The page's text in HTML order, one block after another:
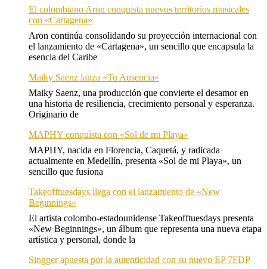
El colombiano Aron conquista nuevos territorios musicales
con «Cartagena»
Aron continúa consolidando su proyección internacional con
el lanzamiento de «Cartagena», un sencillo que encapsula la
esencia del Caribe
Maiky Saenz lanza «Tu Ausencia»
Maiky Saenz, una producción que convierte el desamor en
una historia de resiliencia, crecimiento personal y esperanza.
Originario de
MAPHY conquista con «Sol de mi Playa»
MAPHY, nacida en Florencia, Caquetá, y radicada
actualmente en Medellín, presenta «Sol de mi Playa», un
sencillo que fusiona
Takeofftuesdays llega con el lanzamiento de «New
Beginnings»
El artista colombo-estadounidense Takeofftuesdays presenta
«New Beginnings», un álbum que representa una nueva etapa
artística y personal, donde la
Singger apuesta por la autenticidad con su nuevo EP 7FDP